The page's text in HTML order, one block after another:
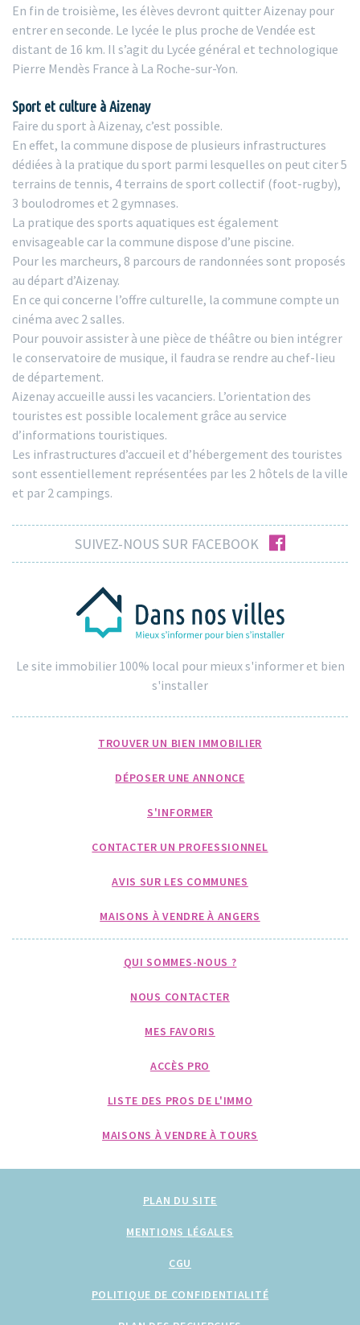
En fin de troisième, les élèves devront quitter Aizenay pour
entrer en seconde. Le lycée le plus proche de Vendée est
distant de 16 km. Il s’agit du Lycée général et technologique
Pierre Mendès France à La Roche-sur-Yon.
Sport et culture à Aizenay
Faire du sport à Aizenay, c’est possible.
En effet, la commune dispose de plusieurs infrastructures
dédiées à la pratique du sport parmi lesquelles on peut citer 5
terrains de tennis, 4 terrains de sport collectif (foot-rugby),
3 boulodromes et 2 gymnases.
La pratique des sports aquatiques est également
envisageable car la commune dispose d’une piscine.
Pour les marcheurs, 8 parcours de randonnées sont proposés
au départ d’Aizenay.
En ce qui concerne l’offre culturelle, la commune compte un
cinéma avec 2 salles.
Pour pouvoir assister à une pièce de théâtre ou bien intégrer
le conservatoire de musique, il faudra se rendre au chef-lieu
de département.
Aizenay accueille aussi les vacanciers. L’orientation des
touristes est possible localement grâce au service
d’informations touristiques.
Les infrastructures d’accueil et d’hébergement des touristes
sont essentiellement représentées par les 2 hôtels de la ville
et par 2 campings.
SUIVEZ-NOUS SUR FACEBOOK facebook
Le site immobilier 100% local pour mieux s'informer et bien
s'installer
TROUVER UN BIEN IMMOBILIER
DÉPOSER UNE ANNONCE
S'INFORMER
CONTACTER UN PROFESSIONNEL
AVIS SUR LES COMMUNES
MAISONS À VENDRE À ANGERS
QUI SOMMES-NOUS ?
NOUS CONTACTER
MES FAVORIS
ACCÈS PRO
LISTE DES PROS DE L'IMMO
MAISONS À VENDRE À TOURS
PLAN DU SITE
MENTIONS LÉGALES
CGU
POLITIQUE DE CONFIDENTIALITÉ